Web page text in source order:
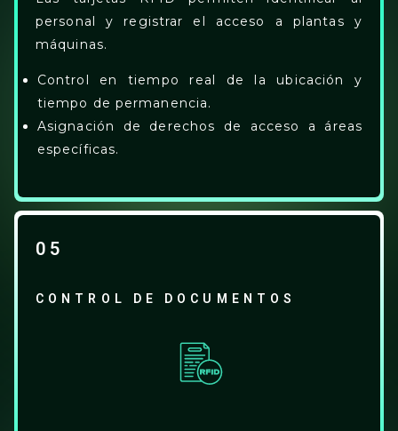
personal y registrar el acceso a plantas y
máquinas.
Control en tiempo real de la ubicación y
tiempo de permanencia.
Asignación de derechos de acceso a áreas
específicas.
05
CONTROL DE DOCUMENTOS